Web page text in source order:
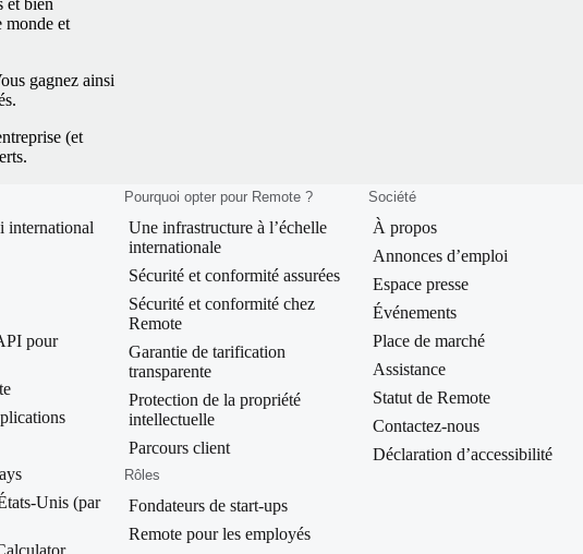
et bien
monde et
gagnez ainsi
(et
international
pour
Unis (par
Pourquoi opter pour Remote ?
Une infrastructure à l’échelle
internationale
Sécurité et conformité assurées
Sécurité et conformité chez
Remote
Garantie de tarification
transparente
Protection de la propriété
intellectuelle
Parcours client
Rôles
Fondateurs de start-ups
Remote pour les employés
Société
À propos
Annonces d’emploi
Espace presse
Événements
Place de marché
Assistance
Statut de Remote
Contactez-nous
Déclaration d’accessibilité